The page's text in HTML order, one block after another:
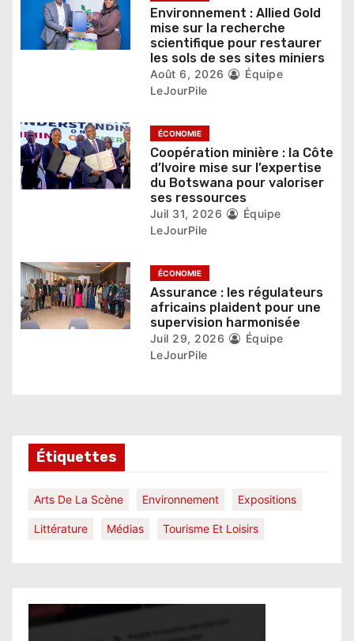
r
c
l
e
Environnement : Allied Gold
mise sur la recherche
scientifique pour restaurer
les sols de ses sites miniers
Août 6, 2026
Équipe
LeJourPile
ÉCONOMIE
Coopération minière : la Côte
d’Ivoire mise sur l’expertise
du Botswana pour valoriser
ses ressources
Juil 31, 2026
Équipe
LeJourPile
ÉCONOMIE
Assurance : les régulateurs
africains plaident pour une
supervision harmonisée
Juil 29, 2026
Équipe
LeJourPile
Étiquettes
Arts De La Scène Environnement Expositions
Littérature Médias Tourisme Et Loisirs